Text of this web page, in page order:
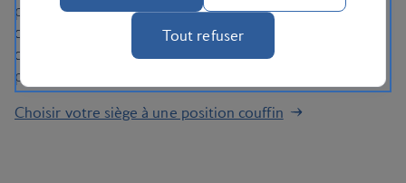
position couffin, il se peut que nous devions vous
déplacer vers un autre siège, vous et votre bébé, si
quelqu'un a davantage besoin de cet espace, comme une
personne en fauteuil roulant.
Choisir votre siège à une position couffin
Tout refuser